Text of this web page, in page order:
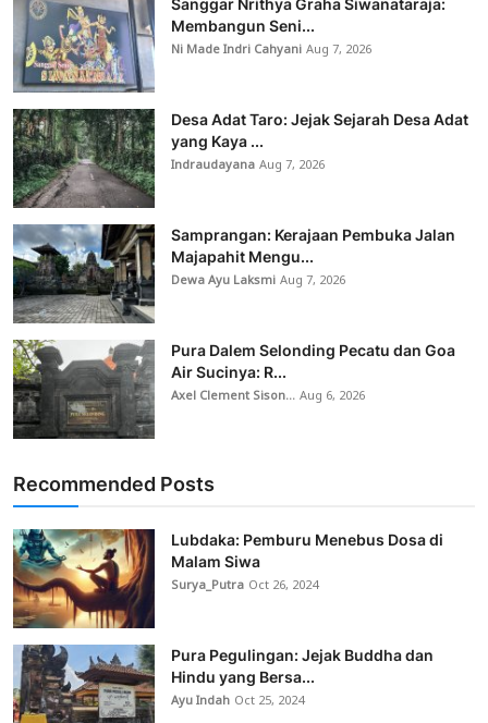
Membangun Seni...
Ni Made Indri CahyaniAug 7, 2026
Desa Adat Taro: Jejak Sejarah Desa Adat
yang Kaya ...
IndraudayanaAug 7, 2026
Samprangan: Kerajaan Pembuka Jalan
Majapahit Mengu...
Dewa Ayu LaksmiAug 7, 2026
Pura Dalem Selonding Pecatu dan Goa
Air Sucinya: R...
Axel Clement Sison...Aug 6, 2026
Recommended Posts
Lubdaka: Pemburu Menebus Dosa di
Malam Siwa
Surya_Putra Oct 26, 2024
Pura Pegulingan: Jejak Buddha dan
Hindu yang Bersa...
Ayu Indah Oct 25, 2024